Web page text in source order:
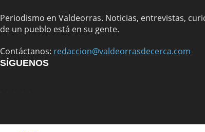
Periodismo en Valdeorras. Noticias, entrevistas,
de un pueblo está en su gente.
Contáctanos: redaccion@valdeorrasdecerca.com
SÍGUENOS